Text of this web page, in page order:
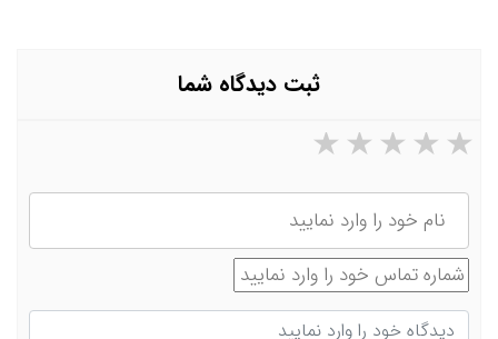
ثبت دیدگاه شما
۵ ستاره از ۵ ۴ ستاره از ۵ ۳ ستاره از ۵ ۲ ستاره از ۵
نام
شماره تماس
دیدگاه